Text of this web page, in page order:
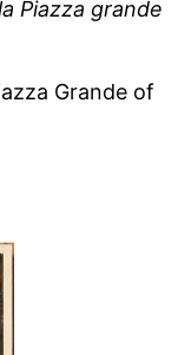
Piazza grande
Grande of